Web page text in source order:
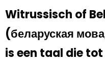
Witrussisch of
(беларуская
is een taal die